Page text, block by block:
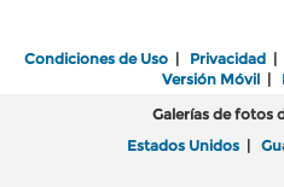
Condiciones de Uso | Privacidad |
Versión Móvil|
Galerías de fotos
Estados Unidos |